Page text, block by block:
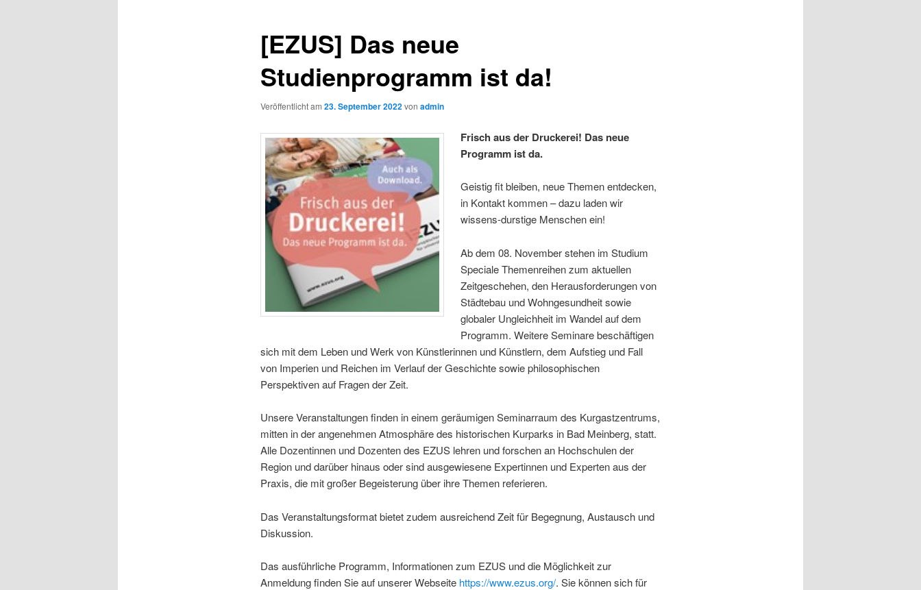
[EZUS] Das neue
Studienprogramm ist da!
Veröffentlicht am 23. September 2022von admin
Frisch aus der Druckerei! Das neue
Programm ist da.
Geistig fit bleiben, neue Themen entdecken,
in Kontakt kommen – dazu laden wir
wissens-durstige Menschen ein!
Ab dem 08. November stehen im Studium
Speciale Themenreihen zum aktuellen
Zeitgeschehen, den Herausforderungen von
Städtebau und Wohngesundheit sowie
globaler Ungleichheit im Wandel auf dem
Programm. Weitere Seminare beschäftigen
sich mit dem Leben und Werk von Künstlerinnen und Künstlern, dem Aufstieg und Fall
von Imperien und Reichen im Verlauf der Geschichte sowie philosophischen
Perspektiven auf Fragen der Zeit.
Unsere Veranstaltungen finden in einem geräumigen Seminarraum des Kurgastzentrums,
mitten in der angenehmen Atmosphäre des historischen Kurparks in Bad Meinberg, statt.
Alle Dozentinnen und Dozenten des EZUS lehren und forschen an Hochschulen der
Region und darüber hinaus oder sind ausgewiesene Expertinnen und Experten aus der
Praxis, die mit großer Begeisterung über ihre Themen referieren.
Das Veranstaltungsformat bietet zudem ausreichend Zeit für Begegnung, Austausch und
Diskussion.
Das ausführliche Programm, Informationen zum EZUS und die Möglichkeit zur
Anmeldung finden Sie auf unserer Webseite https://www.ezus.org/. Sie können sich für